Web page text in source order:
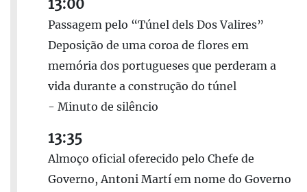
13:00
Passagem pelo “Túnel dels Dos Valires”
Deposição de uma coroa de flores em
memória dos portugueses que perderam a
vida durante a construção do túnel
- Minuto de silêncio
13:35
Almoço oficial oferecido pelo Chefe de
Governo, Antoni Martí em nome do Governo